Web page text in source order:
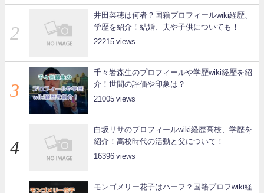
井田菜穂は何者？国籍プロフィールwiki経歴、
学歴を紹介！結婚、夫や子供についても！
22215
千々岩森生のプロフィールや学歴wiki経歴を紹
介！世間の評価や印象は？
21005
白坂リサのプロフィールwiki経歴高校、学歴を
紹介！高校時代の活動と父について！
16396
モンゴメリー花子はハーフ？国籍プロフwiki経